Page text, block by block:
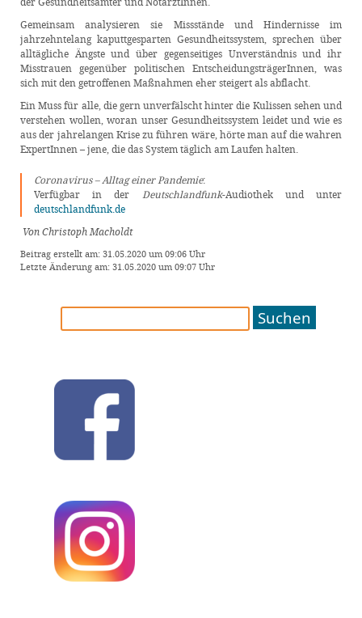
Gemeinsam analysieren sie Missstände und Hindernisse im
jahrzehntelang kaputtgesparten Gesundheitssystem, sprechen über
alltägliche Ängste und über gegenseitiges Unverständnis und ihr
Misstrauen gegenüber politischen EntscheidungsträgerInnen, was
sich mit den getroffenen Maßnahmen eher steigert als abflacht.
Ein Muss für alle, die gern unverfälscht hinter die Kulissen sehen und
verstehen wollen, woran unser Gesundheitssystem leidet und wie es
aus der jahrelangen Krise zu führen wäre, hörte man auf die wahren
ExpertInnen – jene, die das System täglich am Laufen halten.
Coronavirus – Alltag einer Pandemie:
Verfügbar in der Deutschlandfunk-Audiothek und unter
deutschlandfunk.de
Von Christoph Macholdt
Beitrag erstellt am: 31.05.2020 um 09:06 Uhr
Letzte Änderung am: 31.05.2020 um 09:07 Uhr